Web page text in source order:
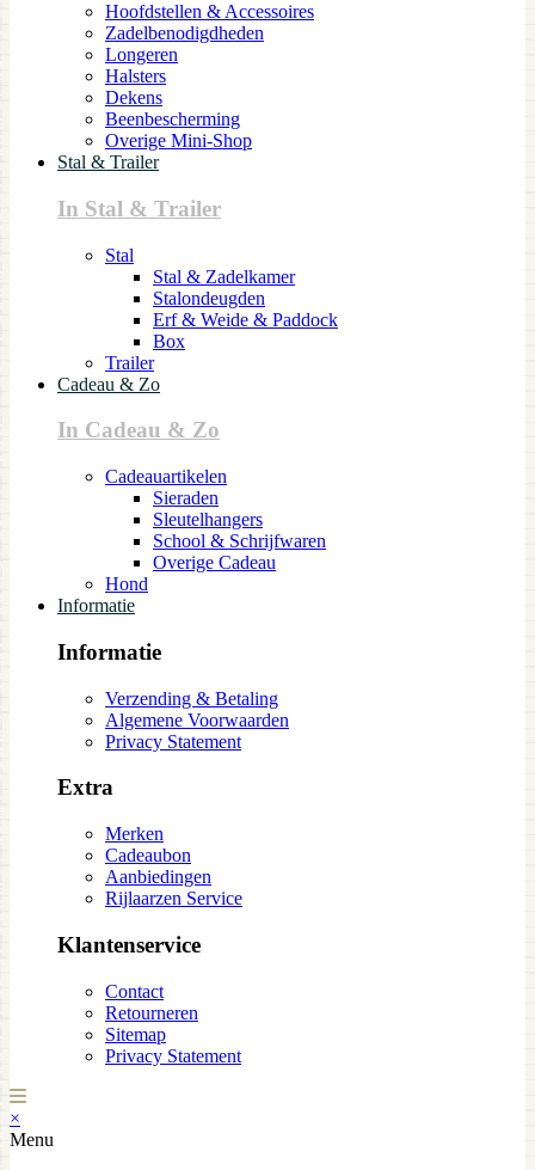
Hoofdstellen & Accessoires
Zadelbenodigdheden
Longeren
Halsters
Dekens
Beenbescherming
Overige Mini-Shop
Stal & Trailer
In Stal & Trailer
Stal
Stal & Zadelkamer
Stalondeugden
Erf & Weide & Paddock
Box
Trailer
Cadeau & Zo
In Cadeau & Zo
Cadeauartikelen
Sieraden
Sleutelhangers
School & Schrijfwaren
Overige Cadeau
Hond
Informatie
Informatie
Verzending & Betaling
Algemene Voorwaarden
Privacy Statement
Extra
Merken
Cadeaubon
Aanbiedingen
Rijlaarzen Service
Klantenservice
Contact
Retourneren
Sitemap
Privacy Statement
×
Menu